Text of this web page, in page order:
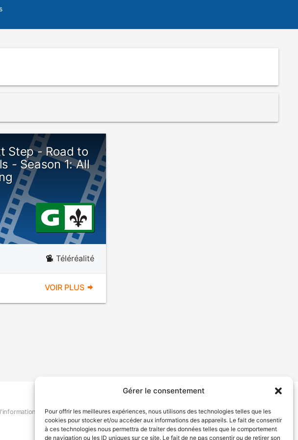
Gérer le consentement
Pour offrir les meilleures expériences, nous utilisons des technologies telles que les
cookies pour stocker et/ou accéder aux informations des appareils. Le fait de consentir
à ces technologies nous permettra de traiter des données telles que le comportement
de navigation ou les ID uniques sur ce site. Le fait de ne pas consentir ou de retirer son
Step - Road to
- Season 1: All
Téléréalité
VOIR PLUS
Déclaration de services Politique de confidentialité